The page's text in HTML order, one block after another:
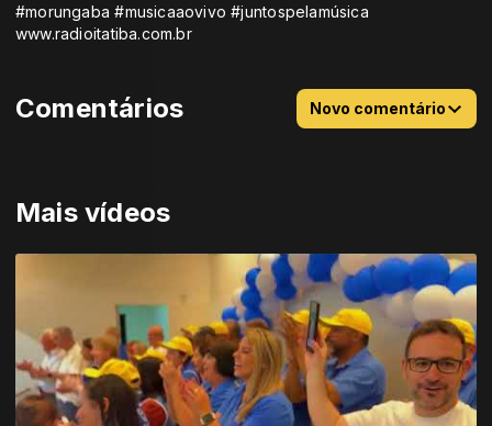
Mais vídeos
#morungaba #musicaaovivo #juntospelamúsica
www.radioitatiba.com.br
Comentários Novo comentário